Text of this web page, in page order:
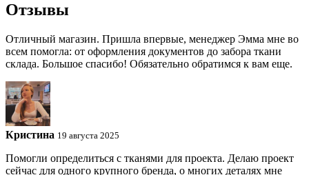
Отзывы
Отличный магазин. Пришла впервые, менеджер Эмма мне во
всем помогла: от оформления документов до забора ткани
склада. Большое спасибо! Обязательно обратимся к вам еще.
Кристина 19 августа 2025
Помогли определиться с тканями для проекта. Делаю проект
сейчас для одного крупного бренда, о многих деталях мне